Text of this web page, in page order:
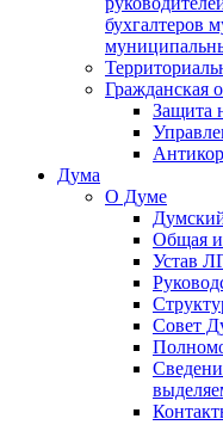
бухгалтеров
Гражданская
Защита
Дума
О Думе
Общая
Устав
Совет